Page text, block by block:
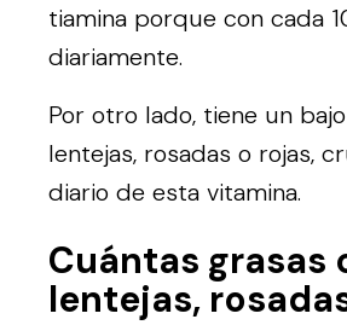
tiamina porque con cada
diariamente.
Por otro lado, tiene un
lentejas, rosadas o rojas,
diario de esta vitamina.
Cuántas grasas
lentejas,